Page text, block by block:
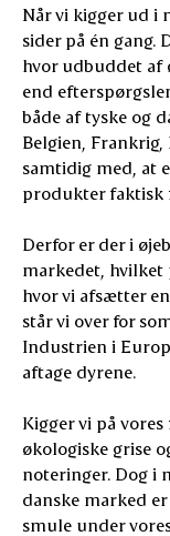
Når vi kigger ud i
sider på én gang.
hvor udbuddet af
end
både af tyske og
Belgien,
samtidig med, at
produkter faktisk
Derfor er der i
markedet, hvilket
hvor vi afsætter
står vi over for
Industrien i
aftage dyrene.
Kigger vi på
økologiske grise
noteringer. Dog i
danske marked
smule under